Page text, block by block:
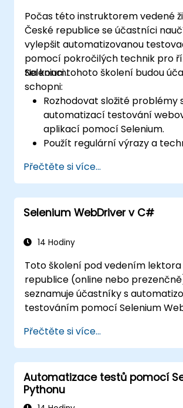
Počas této instruktorem vedené
České republice se účastníci
vylepšit automatizovanou
pomocí pokročilých technik pro
Selenium.
Na konci tohoto školení budou
schopni:
Rozhodovat složité problémy
automatizací testování
aplikací pomocí Selenium.
Použít regulární výrazy a
Zvládnout výjimky, které
testů.
Programově vyhledávat
Dynamicky zachytávat data z
Vytvořit framework pro
Rozložit testování pomocí
Přečtěte si více...
Selenium WebDriver v C#
14 Hodiny
Toto školení pod vedením lektora
republice (online nebo
seznamuje účastníky s
testováním pomocí Selenium
zkušenosti s programováním v C#
chcete své znalosti osvěžit,
kurz: C# pro automatizační
inženýry.
Přečtěte si více...
Automatizace testů pomocí
Pythonu